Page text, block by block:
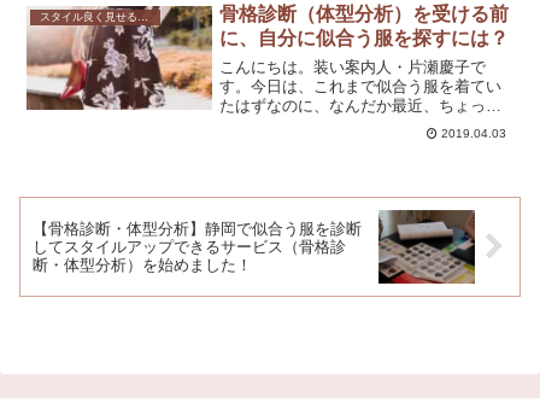
骨格診断（体型分析）を受ける前
に、自分に似合う服を探すには？
こんにちは。装い案内人・片瀬慶子で
す。今日は、これまで似合う服を着てい
たはずなのに、なんだか最近、ちょっと
違うかも・・・って方に 試してほしいこ
とを書いていきますね。まず、似合う服
2019.04.03
【骨格診断・体型分析】静岡で似合う服を診断
してスタイルアップできるサービス（骨格診
断・体型分析）を始めました！